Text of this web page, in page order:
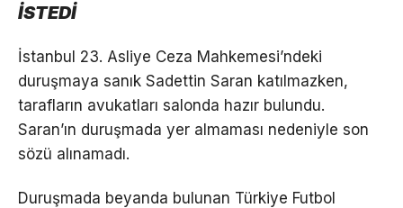
İSTEDİ
İstanbul 23. Asliye Ceza Mahkemesi’ndeki
duruşmaya sanık Sadettin Saran katılmazken,
tarafların avukatları salonda hazır bulundu.
Saran’ın duruşmada yer almaması nedeniyle son
sözü alınamadı.
Duruşmada beyanda bulunan Türkiye Futbol